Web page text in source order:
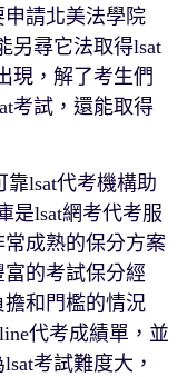
請北美法學院
另尋它法取得lsat
現，解了考生們
考試，還能取得
靠lsat代考機構助
是lsat網考代考服
成熟的保分方案
的考試保分經
和門檻的情況
代考成績單，並
考試難度大，